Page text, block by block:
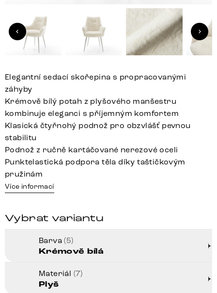
Elegantní sedací skořepina s propracovanými
záhyby
Krémově bílý potah z plyšového manšestru
kombinuje eleganci s příjemným komfortem
Klasická čtyřnohý podnož pro obzvlášť pevnou
stabilitu
Podnož z ručně kartáčované nerezové oceli
Punktelastická podpora těla díky taštičkovým
pružinám
Více informací
Vybrat variantu
Barva(5)
Krémově bílá
Materiál (7)
Plyš